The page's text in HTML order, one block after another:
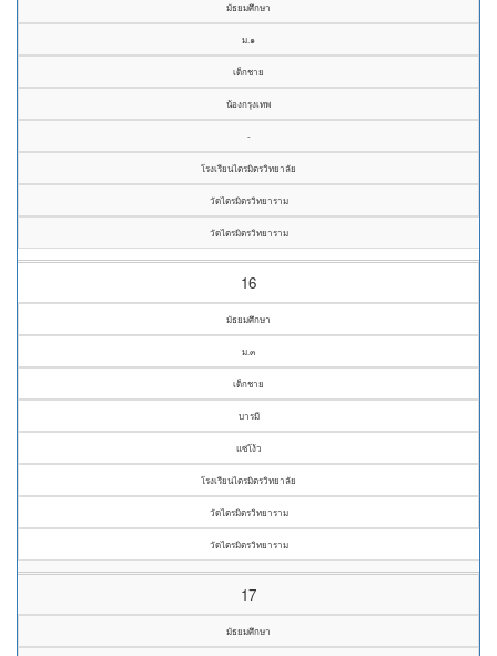
มัธยมศึกษา
ม.๑
เด็กชาย
น้องกรุงเทพ
-
โรงเรียนไตรมิตรวิทยาลัย
วัดไตรมิตรวิทยาราม
วัดไตรมิตรวิทยาราม
16
มัธยมศึกษา
ม.๓
เด็กชาย
บารมี
แซ่โง้ว
โรงเรียนไตรมิตรวิทยาลัย
วัดไตรมิตรวิทยาราม
วัดไตรมิตรวิทยาราม
17
มัธยมศึกษา